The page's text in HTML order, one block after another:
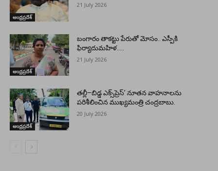
ఆంధ్రప్రదేశ్
21 July 2026
ఆంధ్రప్రదేశ్
బంగారం తాకట్టు పేరుతో మోసం.. ఎస్పీకి
ఫిర్యాదుమహిళ…..
21 July 2026
ఆంధ్రప్రదేశ్
తల్లీ–బిడ్డ ఎక్స్‌ప్రెస్’ నూతన వాహనాలను
పరిశీలించిన ముఖ్యమంత్రి చంద్రబాబు.
20 July 2026